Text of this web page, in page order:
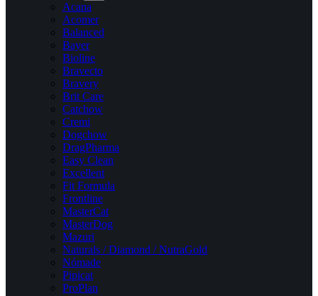
Acana
Acomer
Balanced
Bayer
Bioline
Bravecto
Bravery
Brit Care
Catchow
Cremi
Dogchow
DragPharma
Easy Clean
Excellent
Fit Formula
Frontline
MasterCat
MasterDog
Mazuri
Naturals / Diamond / NutraGold
Nómade
Pipicat
ProPlan